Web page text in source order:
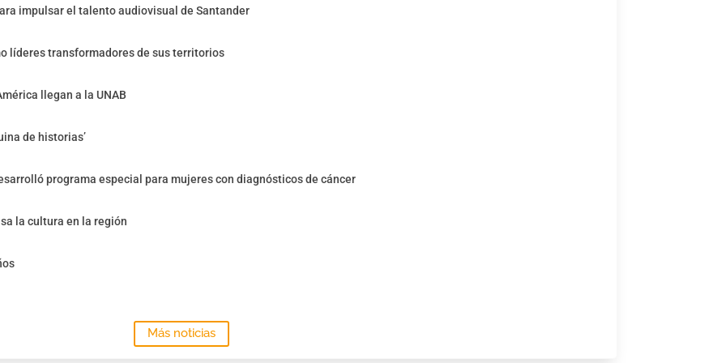
impulsar el talento audiovisual de Santander
líderes transformadores de sus territorios
llegan a la UNAB
de historias’
programa especial para mujeres con diagnósticos de cáncer
la cultura en la región
Más noticias